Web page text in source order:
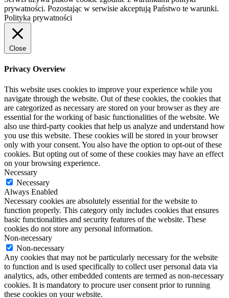
prywatności. Pozostając w serwisie akceptują Państwo te warunki.
Polityka prywatności
Close
Privacy Overview
This website uses cookies to improve your experience while you
navigate through the website. Out of these cookies, the cookies that
are categorized as necessary are stored on your browser as they are
essential for the working of basic functionalities of the website. We
also use third-party cookies that help us analyze and understand how
you use this website. These cookies will be stored in your browser
only with your consent. You also have the option to opt-out of these
cookies. But opting out of some of these cookies may have an effect
on your browsing experience.
Necessary
Necessary
Always Enabled
Necessary cookies are absolutely essential for the website to
function properly. This category only includes cookies that ensures
basic functionalities and security features of the website. These
cookies do not store any personal information.
Non-necessary
Non-necessary
Any cookies that may not be particularly necessary for the website
to function and is used specifically to collect user personal data via
analytics, ads, other embedded contents are termed as non-necessary
cookies. It is mandatory to procure user consent prior to running
these cookies on your website.